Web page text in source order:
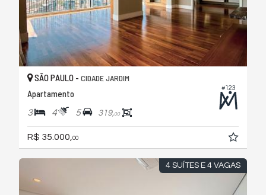
#123
SÃO PAULO - CIDADE JARDIM
Apartamento
3 4 5 319,00
R$ 35.000, 00
4 SUÍTES E 4 VAGAS